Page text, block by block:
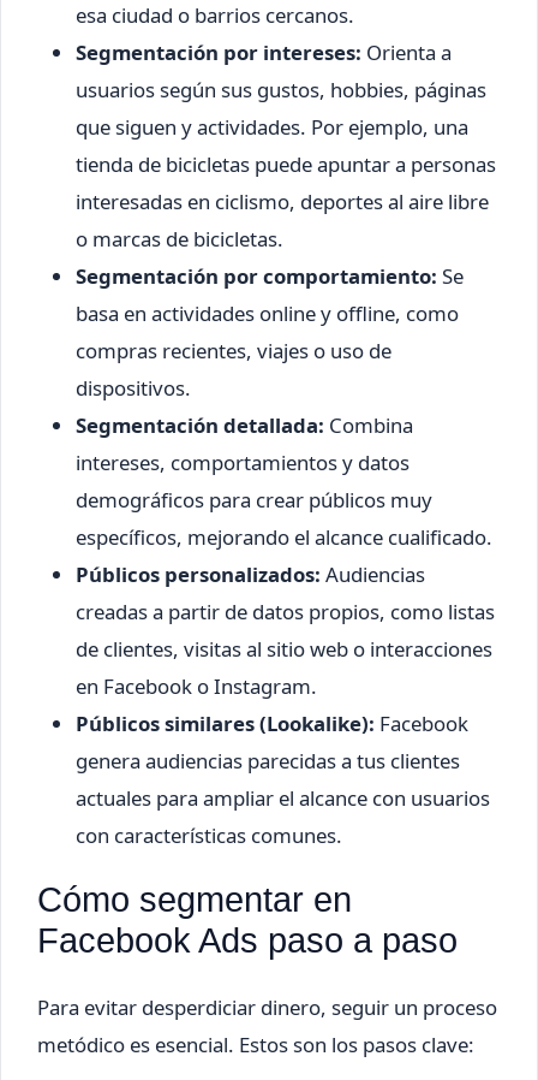
esa ciudad o barrios cercanos.
Segmentación por intereses: Orienta a
usuarios según sus gustos, hobbies, páginas
que siguen y actividades. Por ejemplo, una
tienda de bicicletas puede apuntar a personas
interesadas en ciclismo, deportes al aire libre
o marcas de bicicletas.
Segmentación por comportamiento: Se
basa en actividades online y offline, como
compras recientes, viajes o uso de
dispositivos.
Segmentación detallada: Combina
intereses, comportamientos y datos
demográficos para crear públicos muy
específicos, mejorando el alcance cualificado.
Públicos personalizados: Audiencias
creadas a partir de datos propios, como listas
de clientes, visitas al sitio web o interacciones
en Facebook o Instagram.
Públicos similares (Lookalike): Facebook
genera audiencias parecidas a tus clientes
actuales para ampliar el alcance con usuarios
con características comunes.
Cómo segmentar en
Facebook Ads paso a paso
Para evitar desperdiciar dinero, seguir un proceso
metódico es esencial. Estos son los pasos clave: